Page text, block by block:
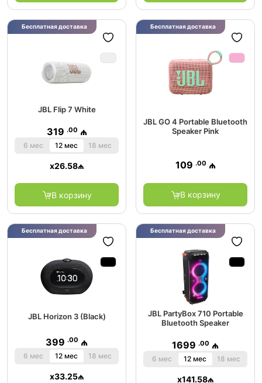
JBL Flip 7 White
319 .00 ₼
6 мес 12 мес 18 мес
x26.58₼
В корзину
Бесплатная доставка
JBL GO 4 Portable Bluetooth
Speaker Pink
109 .00 ₼
В корзину
Бесплатная доставка
JBL Horizon 3 (Black)
399 .00 ₼
6 мес 12 мес 18 мес
x33.25₼
Бесплатная доставка
JBL PartyBox 710 Portable
Bluetooth Speaker
1699 .00 ₼
6 мес 12 мес 18 мес
x141.58₼
Бесплатная доставка